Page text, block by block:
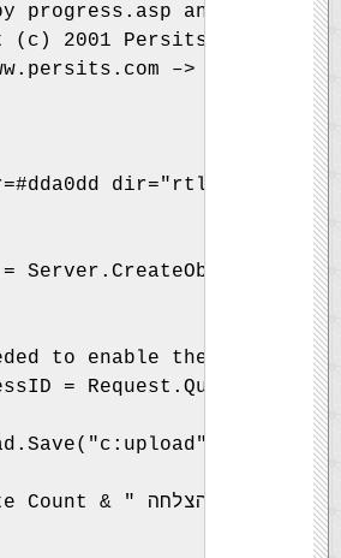
progress.asp and
(c) 2001 Persits Software,
–>
dir="rtl" >
to enable the progress
=